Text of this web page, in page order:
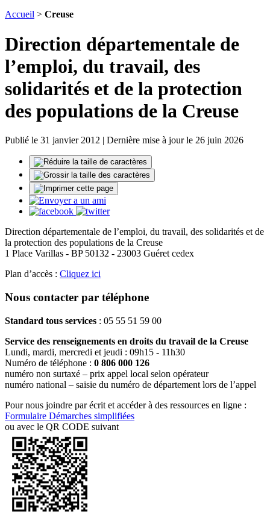
Accueil > Creuse
Direction départementale de
l’emploi, du travail, des
solidarités et de la protection
des populations de la Creuse
Publié le 31 janvier 2012 | Dernière mise à jour le 26 juin 2026
Direction départementale de l’emploi, du travail, des solidarités et de
la protection des populations de la Creuse
1 Place Varillas - BP 50132 - 23003 Guéret cedex
Plan d’accès : Cliquez ici
Nous contacter par téléphone
Standard tous services : 05 55 51 59 00
Service des renseignements en droits du travail de la Creuse
Lundi, mardi, mercredi et jeudi : 09h15 - 11h30
Numéro de téléphone : 0 806 000 126
numéro non surtaxé – prix appel local selon opérateur
numéro national – saisie du numéro de département lors de l’appel
Pour nous joindre par écrit et accéder à des ressources en ligne :
Formulaire Démarches simplifiées
ou avec le QR CODE suivant